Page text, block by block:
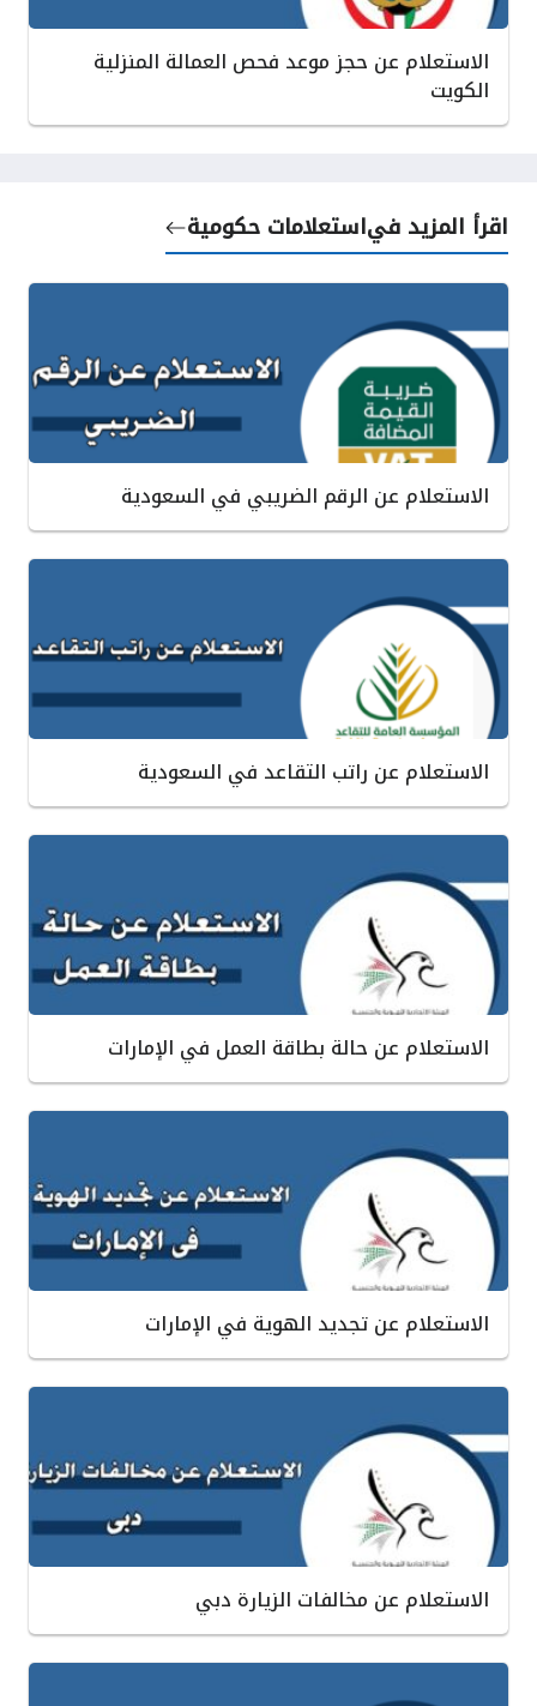
الاستعلام عن حجز موعد فحص العمالة المنزلية
الكويت
اقرأ المزيد فياستعلامات حكومية
الاستعلام عن الرقم الضريبي في السعودية
الاستعلام عن راتب التقاعد في السعودية
الاستعلام عن حالة بطاقة العمل في الإمارات
الاستعلام عن تجديد الهوية في الإمارات
الاستعلام عن مخالفات الزيارة دبي